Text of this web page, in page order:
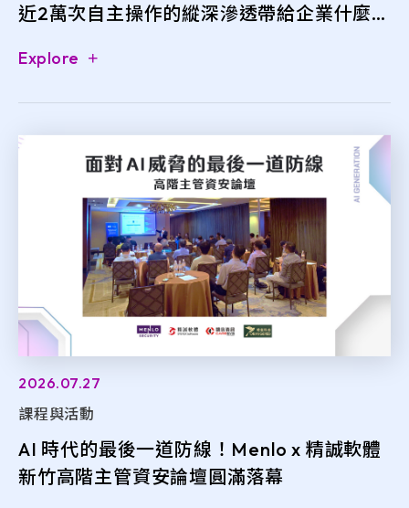
近2萬次自主操作的縱深滲透帶給企業什麼警
Explore
2026.07.27
課程與活動
AI 時代的最後一道防線！Menlo x 精誠軟體
新竹高階主管資安論壇圓滿落幕